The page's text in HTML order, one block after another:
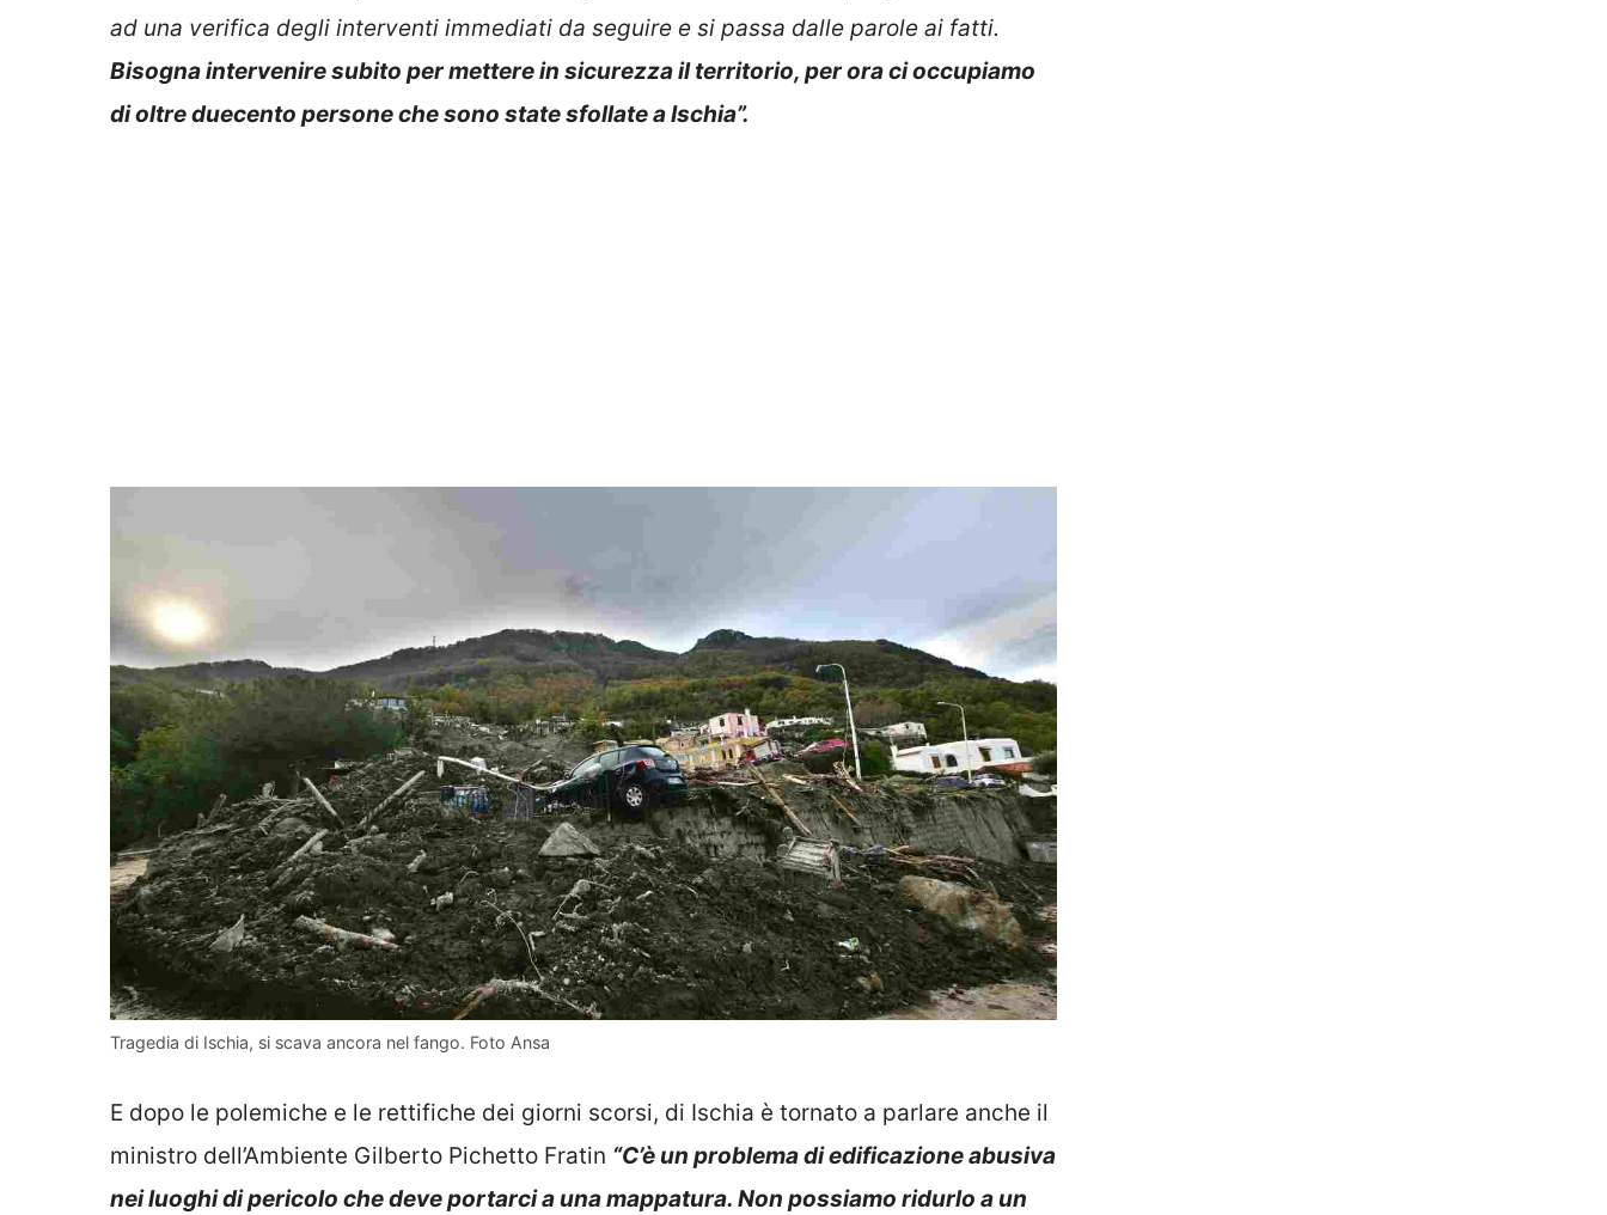
ad una verifica degli interventi immediati da seguire e si passa dalle parole ai fatti.
Bisogna intervenire subito per mettere in sicurezza il territorio, per ora ci occupiamo
di oltre duecento persone che sono state sfollate a Ischia”.
Tragedia di Ischia, si scava ancora nel fango. Foto Ansa
E dopo le polemiche e le rettifiche dei giorni scorsi, di Ischia è tornato a parlare anche il
ministro dell’Ambiente Gilberto Pichetto Fratin “C’è un problema di edificazione abusiva
nei luoghi di pericolo che deve portarci a una mappatura. Non possiamo ridurlo a un